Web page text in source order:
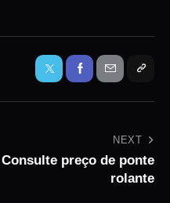
NEXT
Consulte preço de ponte
rolante